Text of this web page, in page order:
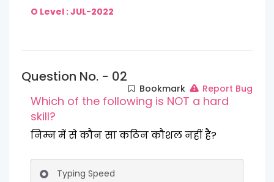
O Level : JUL-2022
Question No. - 02
Bookmark Report Bug
Which of the following is NOT a hard
skill?
निम्न में से कौन सा कठिन कौशल नहीं है?
Typing Speed